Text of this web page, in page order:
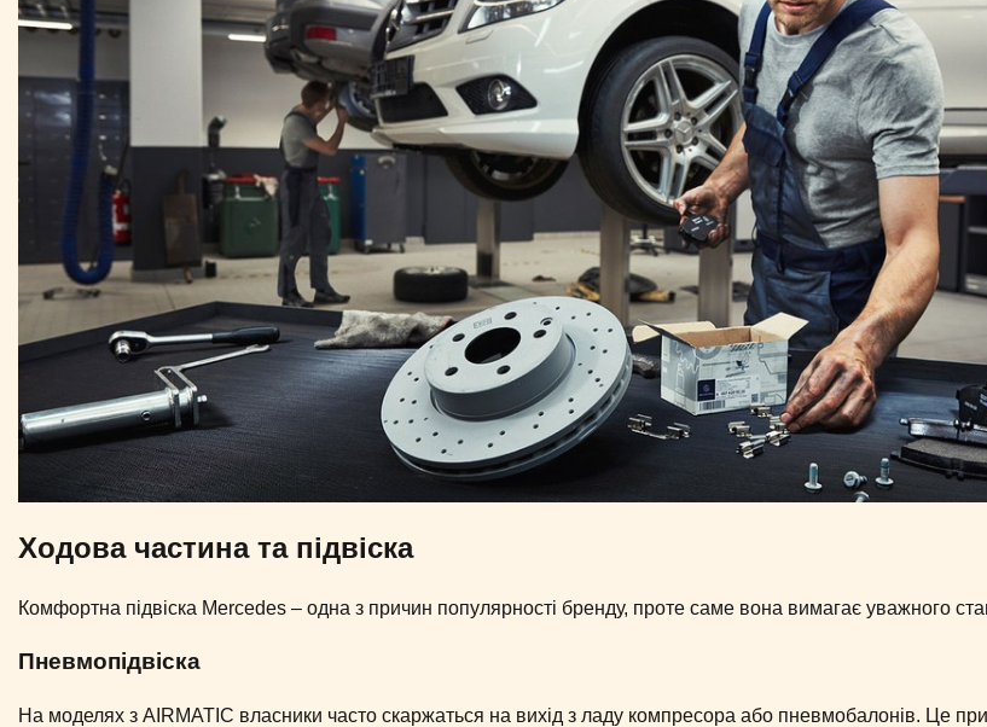
Ходова частина та підвіска
Комфортна підвіска Mercedes – одна з причин популярності бренду, проте саме вона вимагає уважного
Пневмопідвіска
На моделях з AIRMATIC власники часто скаржаться на вихід з ладу компресора або пневмобалонів. Це